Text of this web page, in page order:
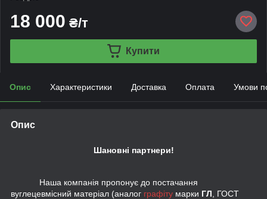
18 000 ₴/т
Купити
Опис Характеристики Доставка Оплата Умови
Опис
Шановні партнери!
Наша компанія пропонує до постачання
вуглецевмісний матеріал (аналог графіту марки ГЛ , ГОСТ